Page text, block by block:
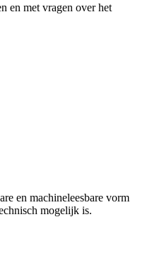
en met vragen over het
en machineleesbare vorm
mogelijk is.